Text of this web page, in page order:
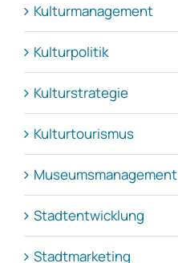
Kulturmanagement
Kulturpolitik
Kulturstrategie
Kulturtourismus
Museumsmanagement
Stadtentwicklung
Stadtmarketing